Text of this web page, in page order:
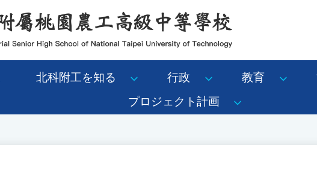
北科附工を知る 行政 教育
プロジェクト計画